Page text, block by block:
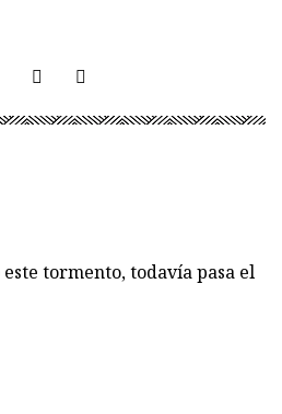
tormento, todavía pasa el